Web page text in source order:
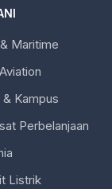
Maritime
Kampus
Perbelanjaan
Listrik